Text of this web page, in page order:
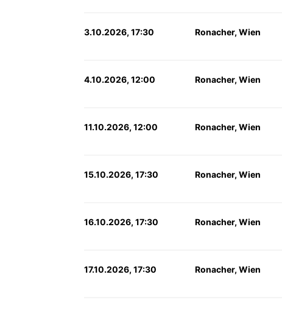
3.10.2026, 17:30 Ronacher, Wien
4.10.2026, 12:00 Ronacher, Wien
11.10.2026, 12:00 Ronacher, Wien
15.10.2026, 17:30 Ronacher, Wien
16.10.2026, 17:30 Ronacher, Wien
17.10.2026, 17:30 Ronacher, Wien